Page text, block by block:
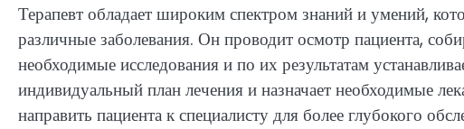
Терапевт обладает широким спектром знаний и умений,
различные заболевания. Он проводит осмотр пациента,
необходимые исследования и по их результатам
индивидуальный план лечения и назначает необходимые
направить пациента к специалисту для более глубокого